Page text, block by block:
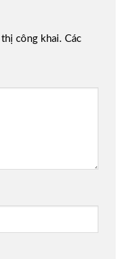
công khai. Các